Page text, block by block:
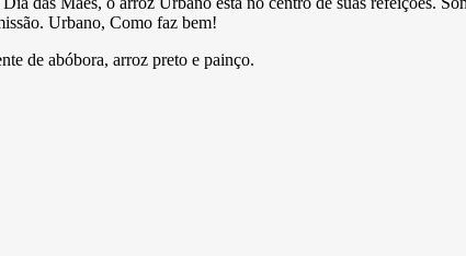
Urbano, Como faz bem!
de abóbora, arroz preto e painço.